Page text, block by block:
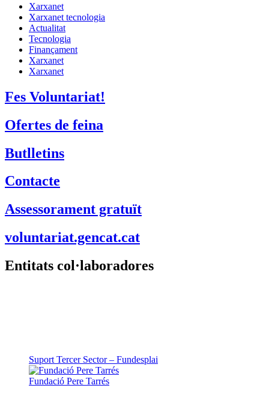
Xarxanet
Xarxanet tecnologia
Actualitat
Tecnologia
Finançament
Xarxanet
Xarxanet
Fes Voluntariat!
Ofertes de feina
Butlletins
Contacte
Assessorament gratuït
voluntariat.gencat.cat
Entitats col·laboradores
Suport Tercer Sector – Fundesplai
Fundació Pere Tarrés